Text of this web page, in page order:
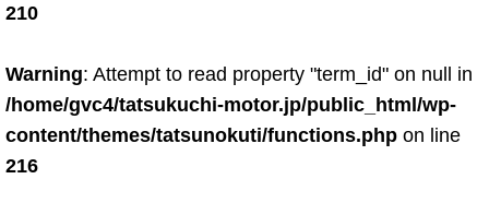
210
Warning: Attempt to read property "term_id" on null in
/home/gvc4/tatsukuchi-motor.jp/public_html/wp-
content/themes/tatsunokuti/functions.php on line
216